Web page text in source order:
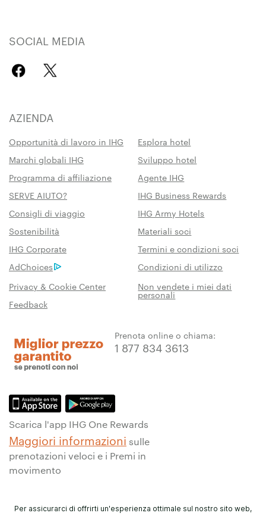
SOCIAL MEDIA
AZIENDA
Opportunità di lavoro in IHG
Esplora hotel
Marchi globali IHG
Sviluppo hotel
Programma di affiliazione
Agente IHG
SERVE AIUTO?
IHG Business Rewards
Consigli di viaggio
IHG Army Hotels
Sostenibilità
Materiali soci
IHG Corporate
Termini e condizioni soci
AdChoices
Condizioni di utilizzo
Privacy & Cookie Center
Non vendete i miei dati
personali
Feedback
Prenota online o chiama:
1 877 834 3613
Scarica l'app IHG One Rewards
Maggiori informazioni sulle
prenotazioni veloci e i Premi in
movimento
Per assicurarci di offrirti un'esperienza ottimale sul nostro sito web,